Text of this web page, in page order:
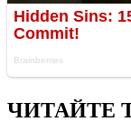
ЧИТАЙТЕ